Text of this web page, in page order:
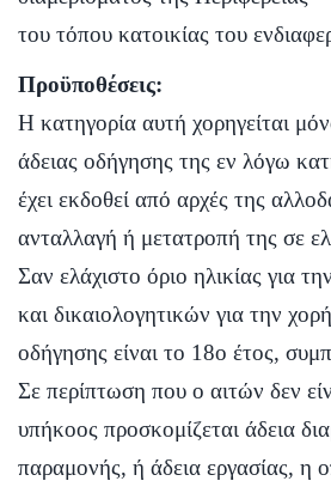
του τόπου κατοικίας του
Προϋποθέσεις:
Η κατηγορία αυτή χορηγείται
άδειας οδήγησης της εν λόγω
έχει εκδοθεί από αρχές της
ανταλλαγή ή μετατροπή της σε
Σαν ελάχιστο όριο ηλικίας για
και δικαιολογητικών για την
οδήγησης είναι το 18ο έτος,
Σε περίπτωση που ο αιτών δεν
υπήκοος προσκομίζεται άδεια
παραμονής, ή άδεια εργασίας, η